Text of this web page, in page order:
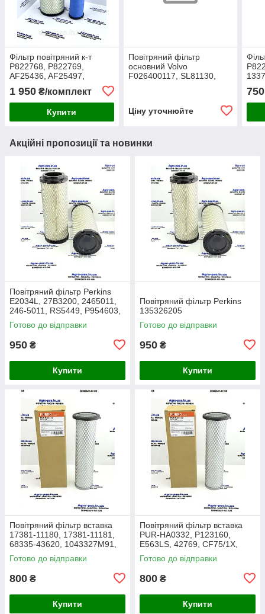
Фільтр повітряний к-т
P822768, P822769,
AF25436, AF25497,
SA16080, SA16059
1 950 ₴/комплект
Купити
Повітряний фільтр
основний Volvo
F026400117, SL81130,
C31134/5, 21834199
Ціну уточнюйте
750
Акційні пропозиції та новинки
Повітряний фільтр Perkins
E2034L, 27B3200, 2465011,
246-5011, RS5449, P954603,
AF26659, 49205, SA16350,
915-851, 20000-13715
Готово до відправки
950 ₴
Купити
Повітряний фільтр Perkins
135326205
Готово до відправки
950 ₴
Купити
Повітряний фільтр вставка
17381-11180, 17381-11181,
68335-43620, 1043327M91,
3438717M1, 1909138,
86504143, PA2489, MD-7134
Готово до відправки
800 ₴
Купити
Повітряний фільтр вставка
PUR-HA0332, P123160,
E563LS, 42769, CF75/1X,
27.016.00, AF1966,
1043327M91, Y05761310,
Готово до відправки
800 ₴
Купити